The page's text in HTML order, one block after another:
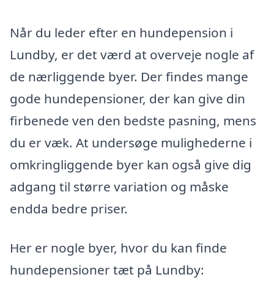
Når du leder efter en hundepension i
Lundby, er det værd at overveje nogle af
de nærliggende byer. Der findes mange
gode hundepensioner, der kan give din
firbenede ven den bedste pasning, mens
du er væk. At undersøge mulighederne i
omkringliggende byer kan også give dig
adgang til større variation og måske
endda bedre priser.
Her er nogle byer, hvor du kan finde
hundepensioner tæt på Lundby: